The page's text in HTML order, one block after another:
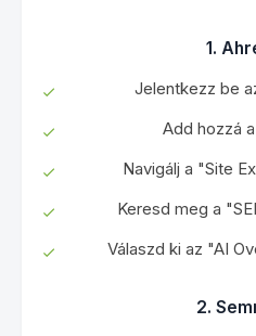
1.
Jelentkezz be
Add hozzá
Navigálj a "Site
Keresd meg a
Válaszd ki az "AI
2.